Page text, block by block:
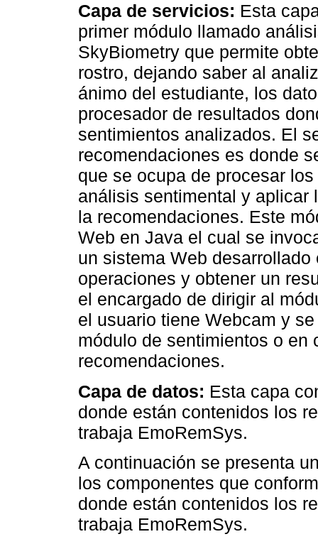
Capa de servicios: Esta
primer módulo llamado
SkyBiometry que permite
rostro, dejando saber al
ánimo del estudiante, los
procesador de resultados
sentimientos analizados. El
recomendaciones es donde
que se ocupa de procesar
análisis sentimental y aplicar
la recomendaciones. Este
Web en Java el cual se
un sistema Web
operaciones y obtener un
el encargado de dirigir al
el usuario tiene Webcam y
módulo de sentimientos o en
recomendaciones.
Capa de datos: Esta capa
donde están contenidos los
trabaja EmoRemSys.
A continuación se presenta
los componentes que
donde están contenidos los
trabaja EmoRemSys.